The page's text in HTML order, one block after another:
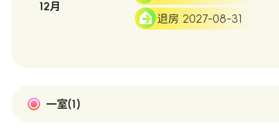
12月
退房 2027-08-31
一室(1)